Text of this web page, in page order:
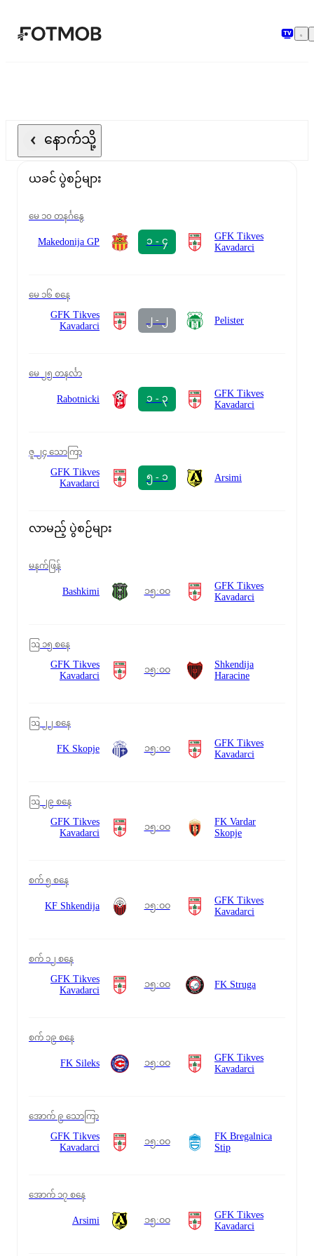
အဓိကအကြောင်းအရာသို့ ကျော်သွားရန်
နောက်သို့
ယခင် ပွဲစဉ်များ
မေ ၁၀ တနင်္ဂနွေ
Makedonija GP ၁ - ၄
GFK Tikves
Kavadarci
မေ ၁၆ စနေ
GFK Tikves
Kavadarci
၂ - ၂ Pelister
မေ ၂၅ တနင်္လာ
Rabotnicki ၁ - ၃
GFK Tikves
Kavadarci
ဇူ ၂၄ သောကြာ
GFK Tikves
Kavadarci
၅ - ၁ Arsimi
လာမည့် ပွဲစဉ်များ
မနက်ဖြန်
Bashkimi ၁၅:၀၀
GFK Tikves
Kavadarci
ဩ ၁၅ စနေ
GFK Tikves
Kavadarci
၁၅:၀၀
Shkendija
Haracine
ဩ ၂၂ စနေ
FK Skopje ၁၅:၀၀
GFK Tikves
Kavadarci
ဩ ၂၉ စနေ
GFK Tikves
Kavadarci
၁၅:၀၀
FK Vardar
Skopje
စက် ၅ စနေ
KF Shkendija ၁၅:၀၀
GFK Tikves
Kavadarci
စက် ၁၂ စနေ
GFK Tikves
Kavadarci
၁၅:၀၀ FK Struga
စက် ၁၉ စနေ
FK Sileks ၁၅:၀၀
GFK Tikves
Kavadarci
အောက် ၉ သောကြာ
GFK Tikves
Kavadarci
၁၅:၀၀
FK Bregalnica
Stip
အောက် ၁၇ စနေ
Arsimi ၁၅:၀၀
GFK Tikves
Kavadarci